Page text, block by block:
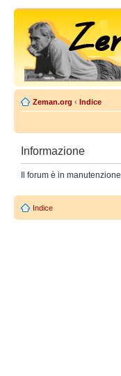
Zeman.org ‹ Indice
Informazione
Il forum è in manutenzione
Indice